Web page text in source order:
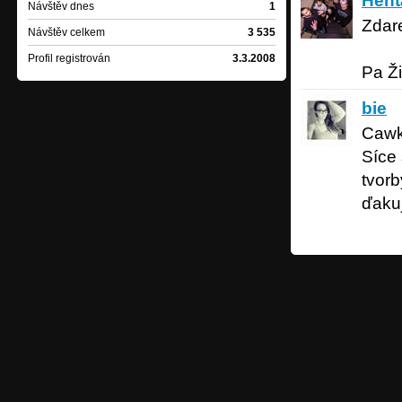
Návštěv dnes 1
Návštěv celkem 3 535
Profil registrován 3.3.2008
Pa
bie30 let
bie
Síce